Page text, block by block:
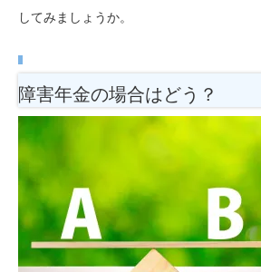
してみましょうか。
障害年金の場合はどう？